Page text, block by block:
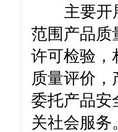
主要开
范围产品质
许可检验，
质量评价
委托产品安
关社会服务